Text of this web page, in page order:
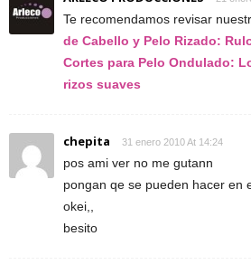
Te recomendamos revisar
de Cabello y Pelo Rizado:
Cortes para Pelo Ondulado:
rizos suaves
chepita 31 enero 2010 At 14:24
pos ami ver no me gutann
pongan qe se pueden hacer en
okei,,
besito